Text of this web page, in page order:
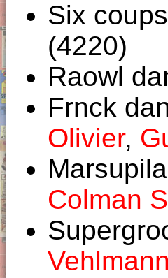
Six
(4220)
Raowl
Frnck
Olivier,
Colman